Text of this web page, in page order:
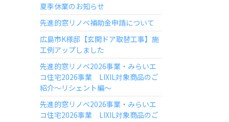
夏季休業のお知らせ
先進的窓リノベ補助金申請について
広島市K様邸【玄関ドア取替工事】施
工例アップしました
先進的窓リノベ2026事業・みらいエ
コ住宅2026事業 LIXIL対象商品のご
紹介～リシェント編～
先進的窓リノベ2026事業・みらいエ
コ住宅2026事業 LIXIL対象商品のご